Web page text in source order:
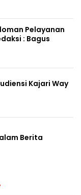
Pelayanan
: Bagus
Kajari Way
Berita